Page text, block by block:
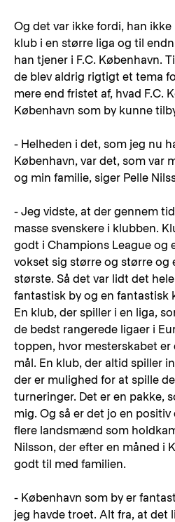
Og det var ikke fordi, han
klub i en større liga og til
han tjener i F.C. København.
de blev aldrig rigtigt et tema
mere end fristet af, hvad F.C.
København som by kunne
- Helheden i det, som jeg nu
København, var det, som var
og min familie, siger Pelle
- Jeg vidste, at der gennem
masse svenskere i klubben.
godt i Champions League og
vokset sig større og større og
største. Så det var lidt det
fantastisk by og en fantastisk
En klub, der spiller i en liga,
de bedst rangerede ligaer i
toppen, hvor mesterskabet
mål. En klub, der altid spiller
der er mulighed for at spille
turneringer. Det er en pakke,
mig. Og så er det jo en
flere landsmænd som
Nilsson, der efter en måned i
godt til med familien.
- København som by er
jeg havde troet. Alt fra, at det